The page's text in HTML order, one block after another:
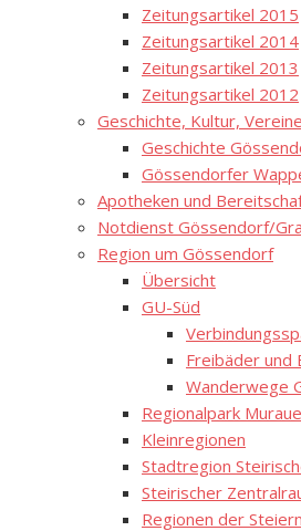
Zeitungsartikel 2015
Zeitungsartikel 2014
Zeitungsartikel 2013
Zeitungsartikel 2012
Geschichte, Kultur,
Geschichte
Gössendorfer
Apotheken und
Notdienst Gössendorf/
Region um Gössendorf
Übersicht
GU-Süd
Freibäder und
Wanderwege
Regionalpark
Kleinregionen
Stadtregion
Steirischer
Regionen der